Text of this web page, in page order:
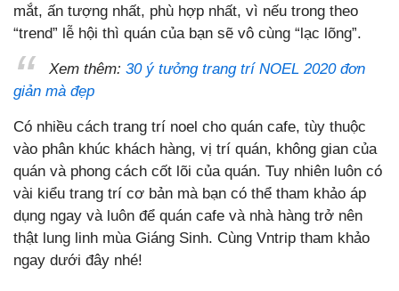
mắt, ấn tượng nhất, phù hợp nhất, vì nếu trong theo
“trend” lễ hội thì quán của bạn sẽ vô cùng “lạc lõng”.
Xem thêm: 30 ý tưởng trang trí NOEL 2020 đơn
giản mà đẹp
Có nhiều cách trang trí noel cho quán cafe, tùy thuộc
vào phân khúc khách hàng, vị trí quán, không gian của
quán và phong cách cốt lõi của quán. Tuy nhiên luôn có
vài kiểu trang trí cơ bản mà bạn có thể tham khảo áp
dụng ngay và luôn để quán cafe và nhà hàng trở nên
thật lung linh mùa Giáng Sinh. Cùng Vntrip tham khảo
ngay dưới đây nhé!